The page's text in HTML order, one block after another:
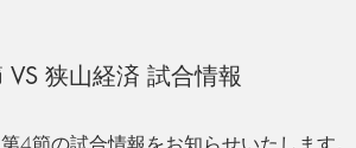
狭山経済 試合情報